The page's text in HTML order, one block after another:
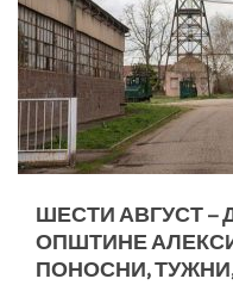
ШЕСТИ АВГУСТ –
ОПШТИНЕ
ПОНОСНИ,